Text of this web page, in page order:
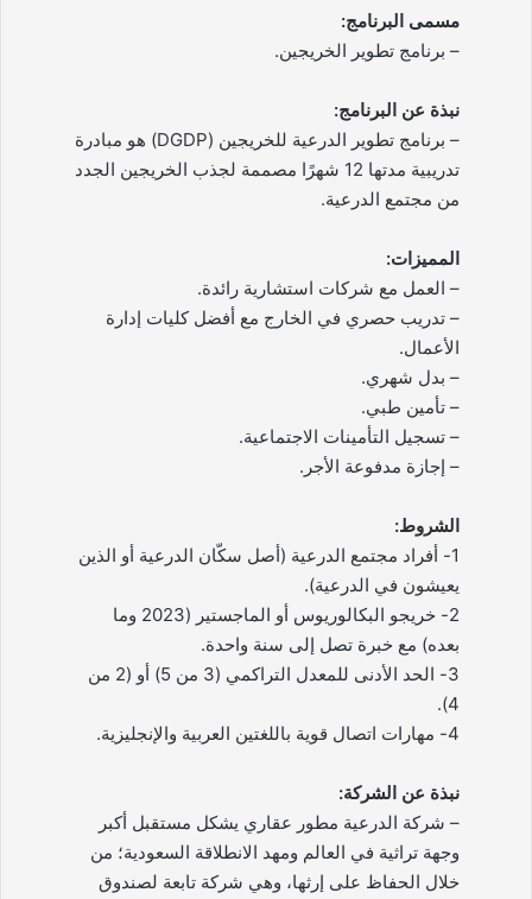
مسمى البرنامج:
– برنامج تطوير الخريجين.
نبذة عن البرنامج:
– برنامج تطوير الدرعية للخريجين (DGDP) هو مبادرة
تدريبية مدتها 12 شهرًا مصممة لجذب الخريجين الجدد
من مجتمع الدرعية.
المميزات:
– العمل مع شركات استشارية رائدة.
– تدريب حصري في الخارج مع أفضل كليات إدارة
الأعمال.
– بدل شهري.
– تأمين طبي.
– تسجيل التأمينات الاجتماعية.
– إجازة مدفوعة الأجر.
الشروط:
1- أفراد مجتمع الدرعية (أصل سكّان الدرعية أو الذين
يعيشون في الدرعية).
2- خريجو البكالوريوس أو الماجستير (2023 وما
بعده) مع خبرة تصل إلى سنة واحدة.
3- الحد الأدنى للمعدل التراكمي (3 من 5) أو (2 من
4).
4- مهارات اتصال قوية باللغتين العربية والإنجليزية.
نبذة عن الشركة:
– شركة الدرعية مطور عقاري يشكل مستقبل أكبر
وجهة تراثية في العالم ومهد الانطلاقة السعودية؛ من
خلال الحفاظ على إرثها، وهي شركة تابعة لصندوق